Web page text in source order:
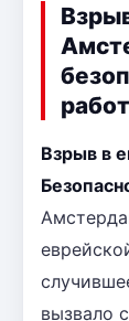
Взрыв в
вызвало